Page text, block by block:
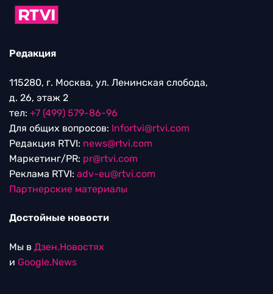
Редакция
115280, г. Москва, ул. Ленинская слобода,
д. 26, этаж 2
тел: +7 (499) 579-86-96
Для общих вопросов: Infortvi@rtvi.com
Редакция RTVI: news@rtvi.com
Маркетинг/PR: pr@rtvi.com
Реклама RTVI: adv-eu@rtvi.com
Партнерские материалы
Достойные новости
Мы в Дзен.Новостях
и Google.News